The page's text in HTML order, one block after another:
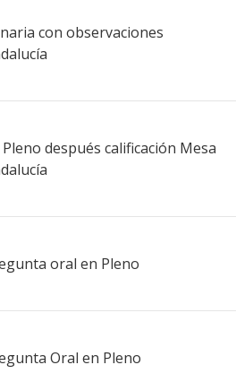
con observaciones
después calificación Mesa
oral en Pleno
Oral en Pleno